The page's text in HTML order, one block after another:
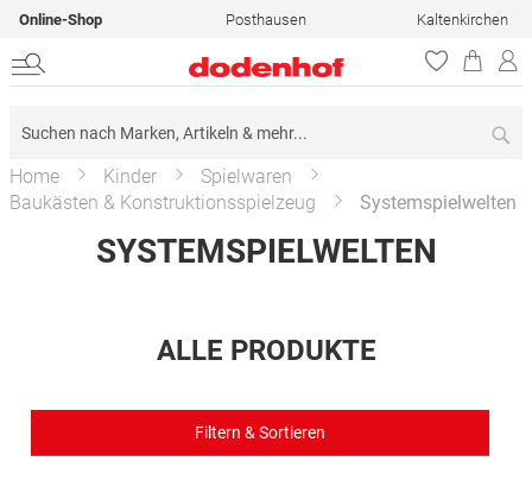
Online-Shop Posthausen Kaltenkirchen
Home Kinder
Spielwaren
Baukästen & Konstruktionsspielzeug
Systemspielwelten
SYSTEMSPIELWELTEN
ALLE PRODUKTE
Filtern & Sortieren